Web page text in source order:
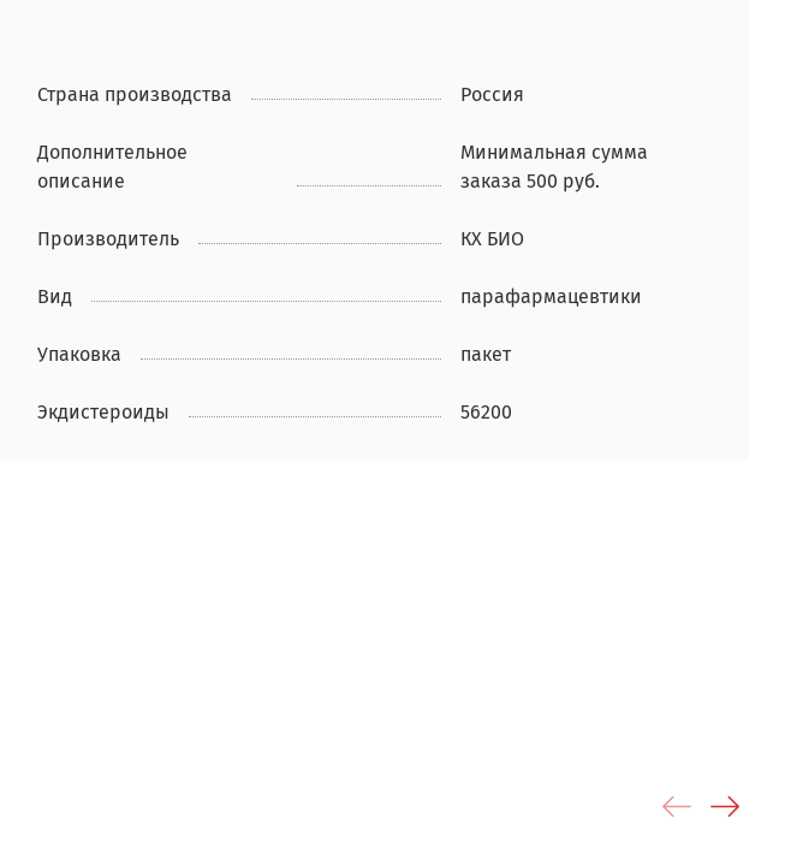
Страна производства Россия
Дополнительное
описание
Минимальная сумма
заказа 500 руб.
Производитель КХ БИО
Вид парафармацевтики
Упаковка пакет
Экдистероиды 56200